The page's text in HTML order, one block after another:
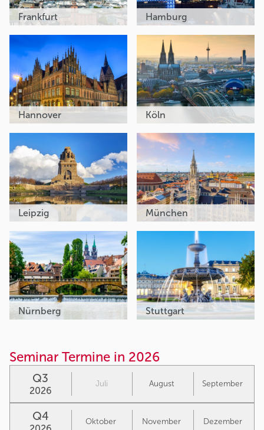
Frankfurt Hamburg
Hannover Köln
Leipzig München
Nürnberg Stuttgart
Seminar Termine in 2026
Q3
2026
Juli August September
Q4 Oktober November Dezember